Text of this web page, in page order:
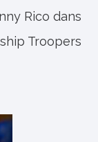
Rico dans
Troopers